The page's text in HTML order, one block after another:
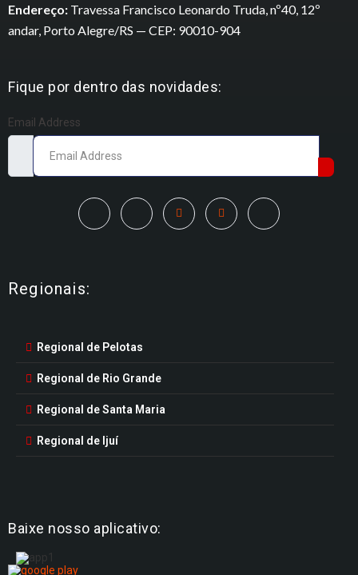
Endereço: Travessa Francisco Leonardo Truda, nº40, 12º
andar, Porto Alegre/RS — CEP: 90010-904
Fique por dentro das novidades:
Email Address
Regionais:
Regional de Pelotas
Regional de Rio Grande
Regional de Santa Maria
Regional de Ijuí
Baixe nosso aplicativo: